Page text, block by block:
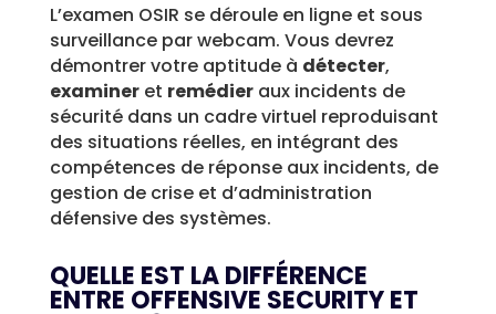
L’examen OSIR se déroule en ligne et sous
surveillance par webcam. Vous devrez
démontrer votre aptitude à détecter,
examineret remédieraux incidents de
sécurité dans un cadre virtuel reproduisant
des situations réelles, en intégrant des
compétences de réponse aux incidents, de
gestion de crise et d’administration
défensive des systèmes.
QUELLE EST LA DIFFÉRENCE
ENTRE OFFENSIVE SECURITY ET